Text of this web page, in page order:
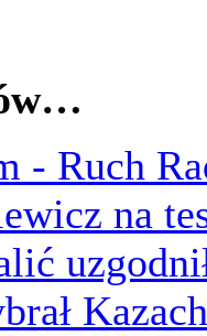
- Ruch
na